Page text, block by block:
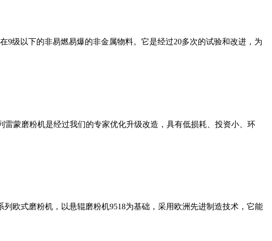
9级以下的非易燃易爆的非金属物料。它是经过20多次的试验和改进，为
蒙磨粉机是经过我们的专家优化升级改造，具有低损耗、投资小、环
欧式磨粉机，以悬辊磨粉机9518为基础，采用欧洲先进制造技术，它能